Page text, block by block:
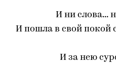
И ни слова...
И пошла в свой покой
И за нею